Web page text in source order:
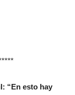
“En esto hay